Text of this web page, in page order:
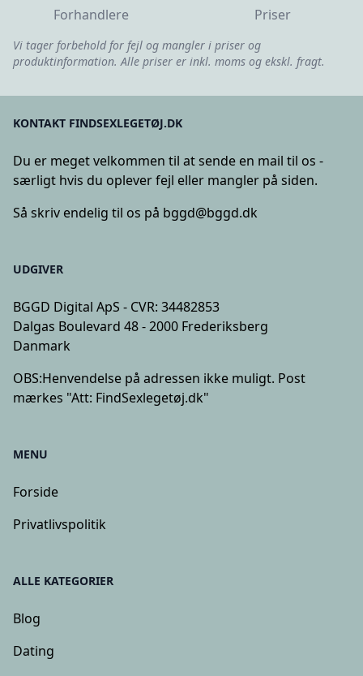
Forhandlere Priser
Vi tager forbehold for fejl og mangler i priser og
produktinformation. Alle priser er inkl. moms og ekskl. fragt.
KONTAKT FINDSEXLEGETØJ.DK
Du er meget velkommen til at sende en mail til os -
særligt hvis du oplever fejl eller mangler på siden.
Så skriv endelig til os på bggd@bggd.dk
UDGIVER
BGGD Digital ApS - CVR: 34482853
Dalgas Boulevard 48 - 2000 Frederiksberg
Danmark
OBS:Henvendelse på adressen ikke muligt. Post
mærkes "Att: FindSexlegetøj.dk"
MENU
Forside
Privatlivspolitik
ALLE KATEGORIER
Blog
Dating